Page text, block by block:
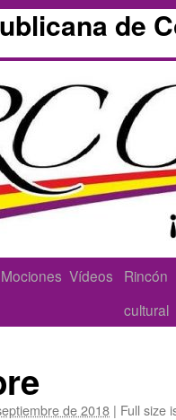
de
Mociones Vídeos
Rincón
cultural
de 2018 | Full size